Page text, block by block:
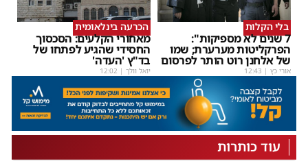
בלי הקלות
7 שנים לא מספיקות":
הפרקליטות מערערת; שמו
של אלחנן רוט הותר לפרסום
אורי כץ |
12:43
הכרעה בינלאומית
מאחורי הקלעים: הסכסוך
החסידי שהגיע לפתחו של
בד"ץ 'העדה'
יואל וולך |
12:02
עוד כותרות